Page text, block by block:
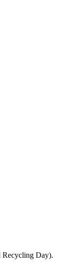
Recycling Day).